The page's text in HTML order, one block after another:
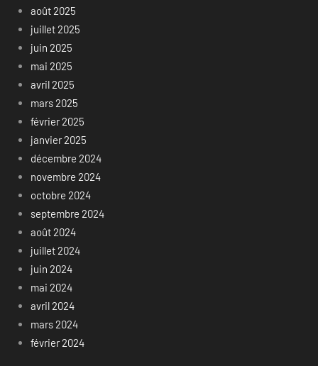
août 2025
juillet 2025
juin 2025
mai 2025
avril 2025
mars 2025
février 2025
janvier 2025
décembre 2024
novembre 2024
octobre 2024
septembre 2024
août 2024
juillet 2024
juin 2024
mai 2024
avril 2024
mars 2024
février 2024